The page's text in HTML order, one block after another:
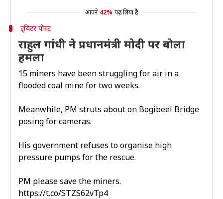
आपने 42% पढ़ लिया है
ट्विटर पोस्ट
राहुल गांधी ने प्रधानमंत्री मोदी पर बोला
हमला
15 miners have been struggling for air in a
flooded coal mine for two weeks.
Meanwhile, PM struts about on Bogibeel Bridge
posing for cameras.
His government refuses to organise high
pressure pumps for the rescue.
PM please save the miners.
https://t.co/STZS62vTp4